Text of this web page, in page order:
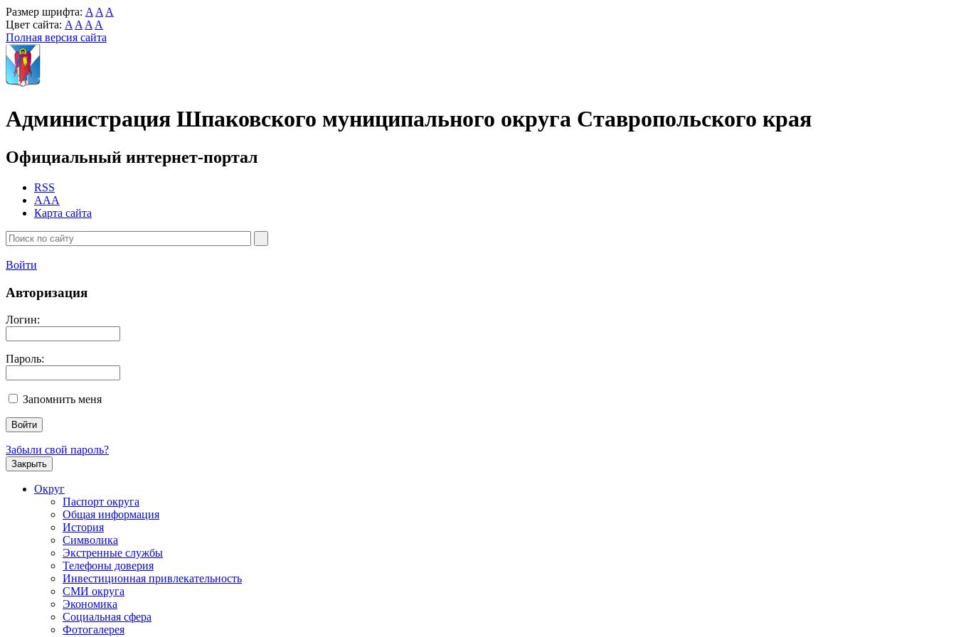
Размер шрифта: A A A
Цвет сайта: A A A A
Полная версия сайта
Администрация Шпаковского муниципального округа Ставропольского края
Официальный интернет-портал
RSS
AAA
Карта сайта
Войти
Авторизация
Логин:
Пароль:
Запомнить меня
Забыли свой пароль?
Закрыть
Округ
Паспорт округа
Общая информация
История
Символика
Экстренные службы
Телефоны доверия
Инвестиционная привлекательность
СМИ округа
Экономика
Социальная сфера
Фотогалерея